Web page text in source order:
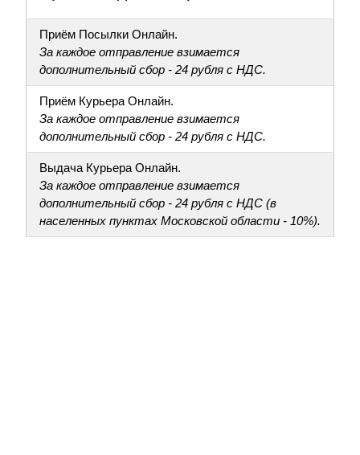
Приём Посылки Онлайн.
За каждое отправление взимается
дополнительный сбор - 24 рубля с НДС.
Приём Курьера Онлайн.
За каждое отправление взимается
дополнительный сбор - 24 рубля с НДС.
Выдача Курьера Онлайн.
За каждое отправление взимается
дополнительный сбор - 24 рубля с НДС (в
населенных пунктах Московской области - 10%).